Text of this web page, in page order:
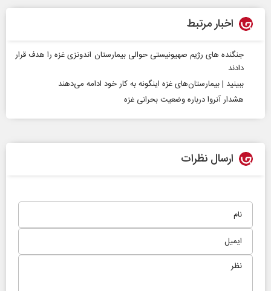
اخبار مرتبط
جنگنده های رژیم صهیونیستی حوالی بیمارستان اندونزی غزه را هدف قرار
دادند
ببینید | بیمارستان‌های غزه اینگونه به کار خود ادامه می‌دهند
هشدار آنروا درباره وضعیت بحرانی غزه
ارسال نظرات